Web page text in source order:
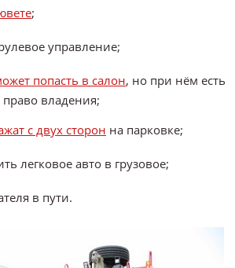
;
управление;
попасть в салон, но при нём есть
владения;
с двух сторон на парковке;
легковое авто в грузовое;
в пути.